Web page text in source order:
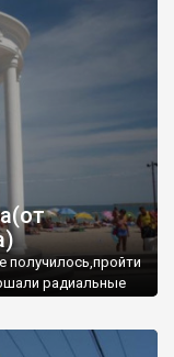
получилось,пройти
радиальные